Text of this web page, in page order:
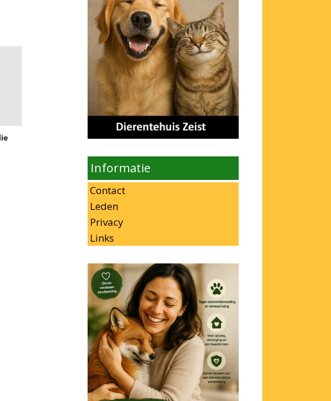
Informatie
Contact
Leden
Privacy
Links